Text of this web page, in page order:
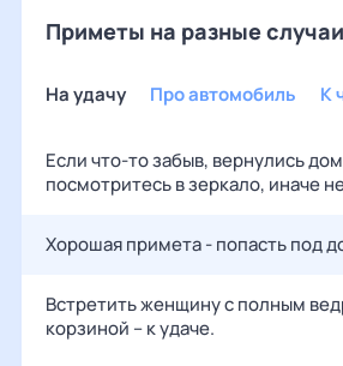
Приметы на разные
На удачу Про автомобиль К
Если что-то забыв, вернулись
посмотритесь в зеркало, иначе
Хорошая примета - попасть под
Встретить женщину с полным
корзиной – к удаче.